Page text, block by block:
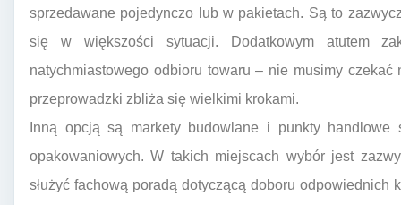
sprzedawane pojedynczo lub w pakietach. Są to
się w większości sytuacji. Dodatkowym atutem
natychmiastowego odbioru towaru – nie musimy
przeprowadzki zbliża się wielkimi krokami.
Inną opcją są markety budowlane i punkty handlowe
opakowaniowych. W takich miejscach wybór jest
służyć fachową poradą dotyczącą doboru odpowiednich